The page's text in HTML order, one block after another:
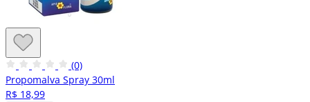
(0)
Propomalva Spray 30ml
R$ 18,99